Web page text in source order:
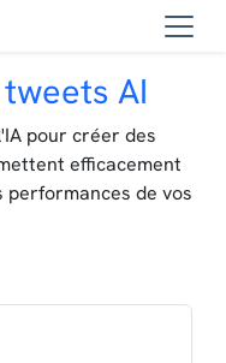
AI
pour créer des
efficacement
de vos